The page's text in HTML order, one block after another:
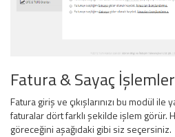
Fatura & Sayaç
Fatura giriş ve çıkışlarınızı bu modül
faturalar dört farklı şekilde işlem görür.
göreceğini aşağıdaki gibi siz seçersiniz.